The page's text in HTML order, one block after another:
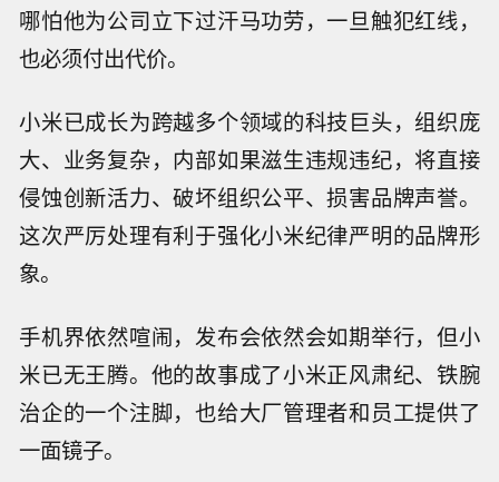
哪怕他为公司立下过汗马功劳，一旦触犯红线，
也必须付出代价。
小米已成长为跨越多个领域的科技巨头，组织庞
大、业务复杂，内部如果滋生违规违纪，将直接
侵蚀创新活力、破坏组织公平、损害品牌声誉。
这次严厉处理有利于强化小米纪律严明的品牌形
象。
手机界依然喧闹，发布会依然会如期举行，但小
米已无王腾。他的故事成了小米正风肃纪、铁腕
治企的一个注脚，也给大厂管理者和员工提供了
一面镜子。
美国将向全球宗教医疗机构提供14.2亿
美元。